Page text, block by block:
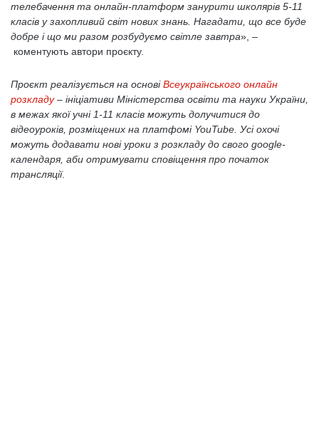
телебачення та онлайн-платформ занурити школярів 5-11
класів у захопливий світ нових знань. Нагадати, що все буде
добре і що ми разом розбудуємо світле завтра», –
коментують автори проєкту.
Проєкт реалізується на основіВсеукраїнського онлайн
розкладу– ініціативи Міністерства освіти та науки України,
в межах якої учні 1-11 класів можуть долучитися до
відеоуроків, розміщених на платфомі YouTube. Усі охочі
можуть додавати нові уроки з розкладу до свого google-
календаря, аби отримувати сповіщення про початок
трансляції.